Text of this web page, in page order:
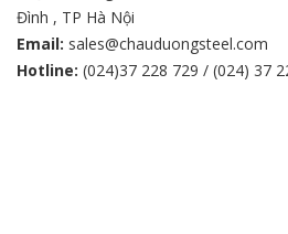
Đình , TP Hà Nội
Email: sales@chauduongsteel.com
Hotline: (024)37 228 729 / (024) 37